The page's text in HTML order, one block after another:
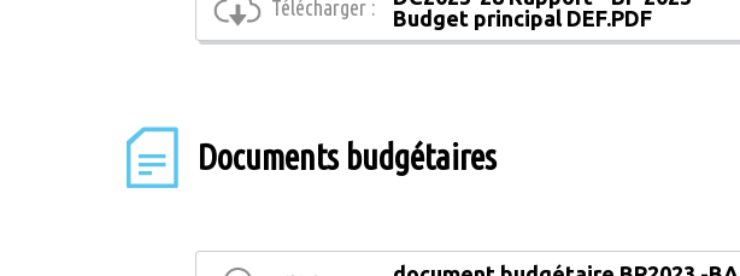
Télécharger :
Budget principal DEF.PDF
Documents budgétaires